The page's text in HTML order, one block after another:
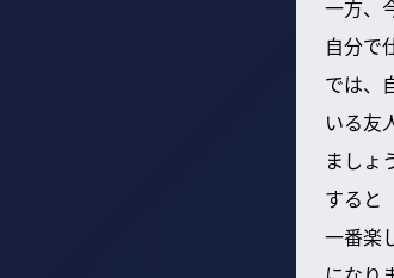
一方、
自分で
では、
いる友
ましょ
すると
一番楽